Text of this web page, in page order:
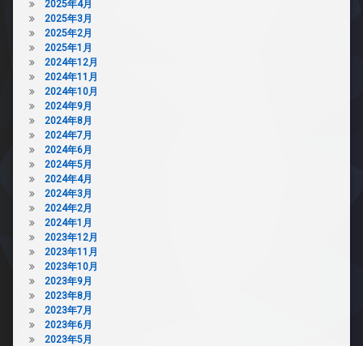
2025年4月
2025年3月
2025年2月
2025年1月
2024年12月
2024年11月
2024年10月
2024年9月
2024年8月
2024年7月
2024年6月
2024年5月
2024年4月
2024年3月
2024年2月
2024年1月
2023年12月
2023年11月
2023年10月
2023年9月
2023年8月
2023年7月
2023年6月
2023年5月